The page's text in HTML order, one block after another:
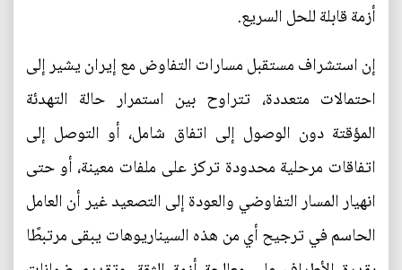
أزمة قابلة للحل السريع.
إن استشراف مستقبل مسارات التفاوض مع إيران يشير إلى
احتمالات متعددة، تتراوح بين استمرار حالة التهدئة
المؤقتة دون الوصول إلى اتفاق شامل، أو التوصل إلى
اتفاقات مرحلية محدودة تركز على ملفات معينة، أو حتى
انهيار المسار التفاوضي والعودة إلى التصعيد غير أن العامل
الحاسم في ترجيح أي من هذه السيناريوهات يبقى مرتبطًا